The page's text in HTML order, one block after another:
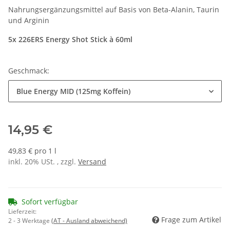
Nahrungsergänzungsmittel auf Basis von Beta-Alanin, Taurin
und Arginin
5x 226ERS Energy Shot Stick à 60ml
Geschmack:
Blue Energy MID (125mg Koffein)
14,95 €
49,83 € pro 1 l
inkl. 20% USt. , zzgl. Versand
Sofort verfügbar
Lieferzeit:
2 - 3 Werktage (AT - Ausland abweichend) Frage zum Artikel